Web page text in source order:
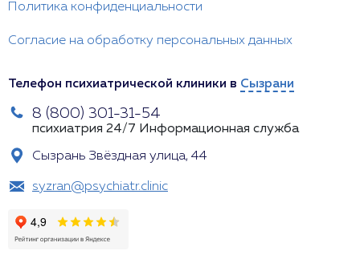
Политика конфиденциальности
Согласие на обработку персональных данных
Телефон психиатрической клиники в Сызрани
8 (800) 301-31-54
психиатрия 24/7 Информационная служба
Сызрань Звёздная улица, 44
syzran@psychiatr.clinic